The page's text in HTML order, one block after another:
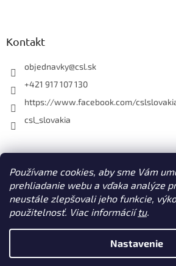
Používame cookies, aby sme Vám
prehliadanie webu a vďaka analýze
neustále zlepšovali jeho funkcie,
použitelnosť. Viac informáciítu.
Nastavenie
Kontakt
objednavky@csl.sk
+421 917 107 130
https://www.facebook.com/
csl_slovakia
Facebook